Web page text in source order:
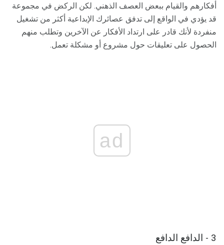
أفكارهم والقيام ببعض العصف الذهني. لكن الركض في مجموعة
قد يؤدي في الواقع إلى تدفق عصائرك الإبداعية أكثر من تشغيل
منفردة لأنك قادر على ارتداد الأفكار عن الآخرين وتطلب منهم
الحصول على تعليقات حول مشروع أو مشكلة تعمل.
ad
3 - الدافع الدافع